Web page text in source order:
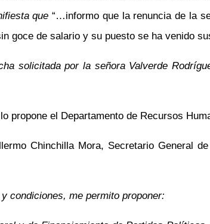
que“…informo que la renuncia de la
goce de salario y su puesto se ha venido
solicitada por la señora Valverde
propone el Departamento de Recursos
Chinchilla Mora, Secretario General
condiciones, me permito proponer: